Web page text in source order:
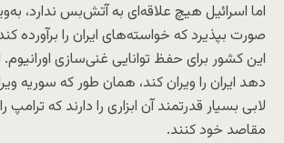
اما اسرائیل هیچ علاقه‌ای به آتش‌بس ندارد،
صورت بپذیرد که خواسته‌های ایران را برآورده
این کشور برای حفظ توانایی غنی‌سازی
دهد ایران را ویران کند، همان طور که سوریه
لابی بسیار قدرتمند آن ابزاری را دارند که ترامپ
مقاصد خود کنند.